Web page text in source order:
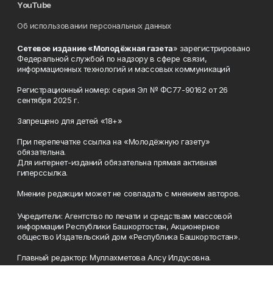
YouTube
Об использовании персональных данных
Сетевое издание «Молодёжная газета» зарегистрировано
Федеральной службой по надзору в сфере связи,
информационных технологий и массовых коммуникаций
Регистрационный номер: серия Эл № ФС77-90162 от 26
сентября 2025 г.
Запрещено для детей «18+»
При перепечатке ссылка на «Молодёжную газету»
обязательна.
Для интернет-изданий обязательна прямая активная
гиперссылка.
Мнение редакции может не совпадать с мнением авторов.
Учредители: Агентство по печати и средствам массовой
информации Республики Башкортостан, Акционерное
общество Издательский дом «Республика Башкортостан».
Главный редактор: Муллахметова Алсу Илдусовна.